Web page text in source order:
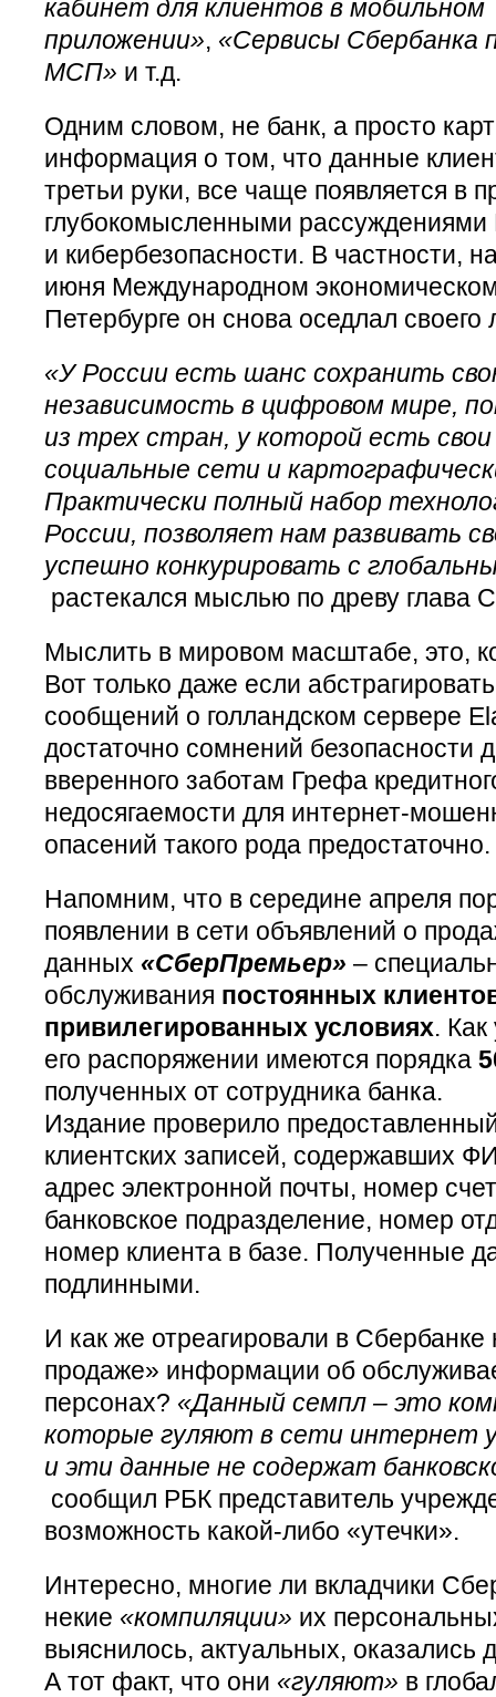
кабинет для клиентов в мобильном
приложении», «Сервисы Сбербанка
МСП» и т.д.
Одним словом, не банк, а просто
информация о том, что данные
третьи руки, все чаще появляется в
глубокомысленными
и кибербезопасности. В частности,
июня Международном
Петербурге он снова оседлал
«У России есть шанс сохранить
независимость в цифровом мире,
из трех стран, у которой есть свои
социальные сети и
Практически полный набор
России, позволяет нам развивать
успешно конкурировать с
растекался мыслью по древу глава
Мыслить в мировом масштабе, это,
Вот только даже если
сообщений о голландском сервере
достаточно сомнений безопасности
вверенного заботам Грефа
недосягаемости для интернет-
опасений такого рода предостаточно.
Напомним, что в середине апреля
появлении в сети объявлений о
данных «СберПремьер» –
обслуживания постоянных
привилегированных условиях.
его распоряжении имеются порядка
полученных от сотрудника банка.
Издание проверило
клиентских записей, содержавших
адрес электронной почты, номер
банковское подразделение, номер
номер клиента в базе. Полученные
подлинными.
И как же отреагировали в Сбербанке
продаже» информации об
персонах? «Данный семпл – это
которые гуляют в сети интернет
и эти данные не содержат
сообщил РБК представитель
возможность какой-либо «утечки».
Интересно, многие ли вкладчики
некие «компиляции» их
выяснилось, актуальных, оказались
А тот факт, что они «гуляют» в